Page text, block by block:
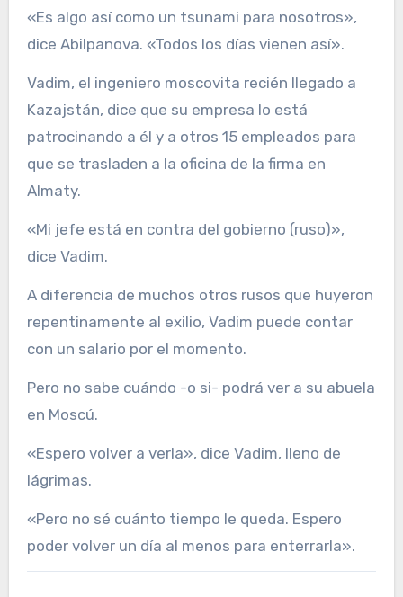
«Es algo así como un tsunami para nosotros»,
dice Abilpanova. «Todos los días vienen así».
Vadim, el ingeniero moscovita recién llegado a
Kazajstán, dice que su empresa lo está
patrocinando a él y a otros 15 empleados para
que se trasladen a la oficina de la firma en
Almaty.
«Mi jefe está en contra del gobierno (ruso)»,
dice Vadim.
A diferencia de muchos otros rusos que huyeron
repentinamente al exilio, Vadim puede contar
con un salario por el momento.
Pero no sabe cuándo -o si- podrá ver a su abuela
en Moscú.
«Espero volver a verla», dice Vadim, lleno de
lágrimas.
«Pero no sé cuánto tiempo le queda. Espero
poder volver un día al menos para enterrarla».